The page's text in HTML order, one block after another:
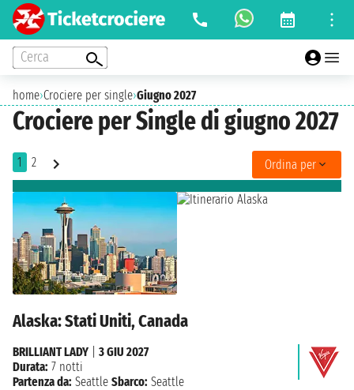
Cerca
home›Crociere per single›Giugno 2027
Crociere per Single di giugno 2027
1 2 Ordina per
Alaska: Stati Uniti, Canada
BRILLIANT LADY
3 GIU 2027
Durata: 7 notti
Partenza da: Seattle Sbarco: Seattle